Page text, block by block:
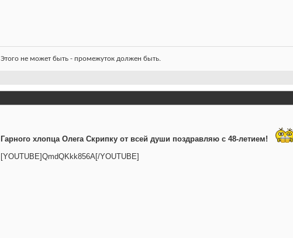
Этого не может быть - промежуток должен быть.
Гарного хлопца Олега Скрипку от всей души поздравляю с 48-летием!
[YOUTUBE]QmdQKkk856A[/YOUTUBE]